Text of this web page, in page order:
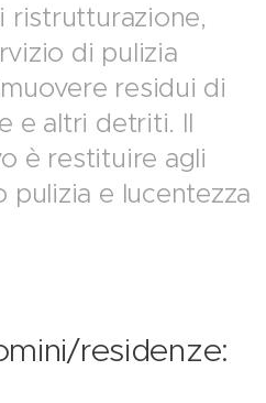
ristrutturazione,
di pulizia
residui di
e altri detriti. Il
è restituire agli
pulizia e lucentezza
residenze: